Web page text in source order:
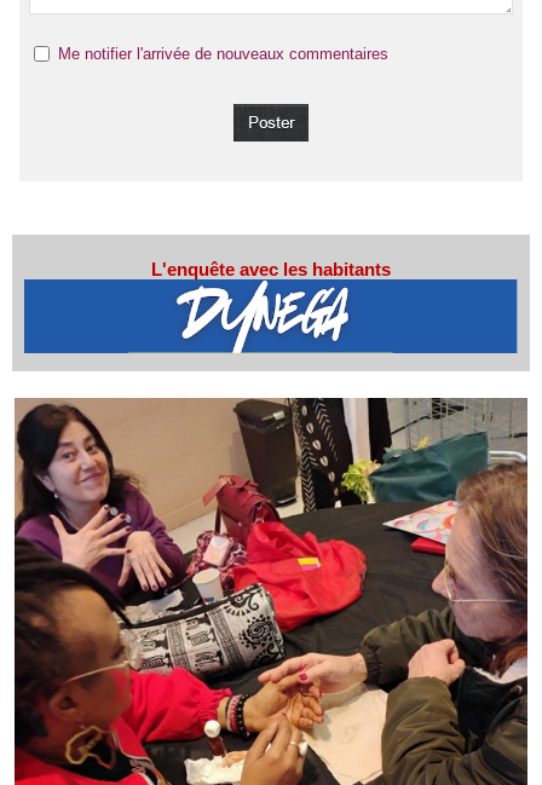
Me notifier l'arrivée de nouveaux commentaires
L'enquête avec les habitants